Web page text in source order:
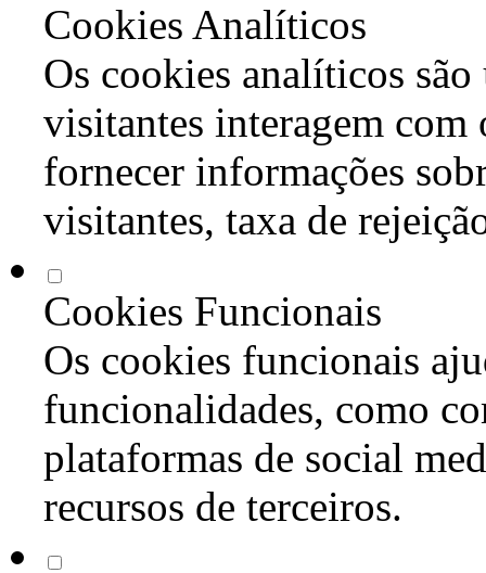
Cookies Analíticos
Os cookies analíticos são
visitantes interagem com
fornecer informações
visitantes, taxa de
Cookies Funcionais
Os cookies funcionais
funcionalidades, como
plataformas de social
recursos de terceiros.